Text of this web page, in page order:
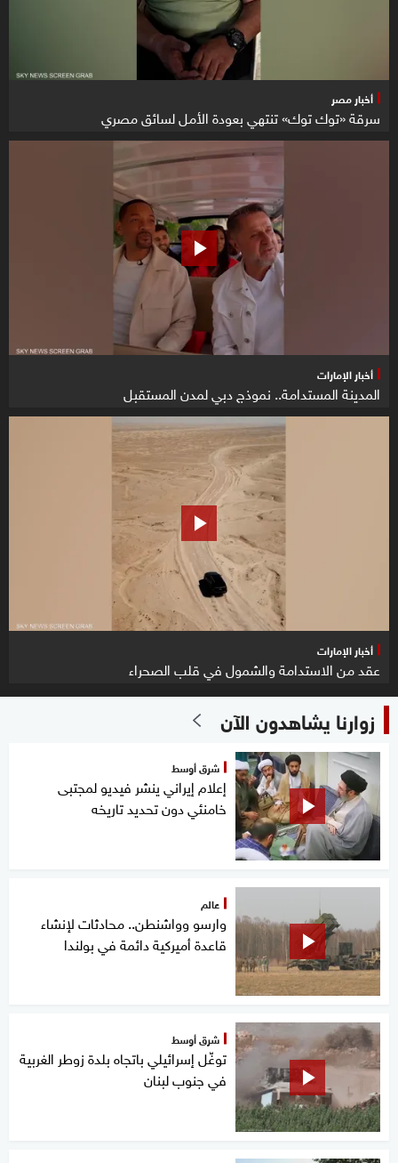
أخبار مصر
سرقة «توك توك» تنتهي بعودة الأمل لسائق مصري
أخبار الإمارات
المدينة المستدامة.. نموذج دبي لمدن المستقبل
أخبار الإمارات
عقد من الاستدامة والشمول في قلب الصحراء
زوارنا يشاهدون الآن
شرق أوسط
إعلام إيراني ينشر فيديو لمجتبى
خامنئي دون تحديد تاريخه
عالم
وارسو وواشنطن.. محادثات لإنشاء
قاعدة أميركية دائمة في بولندا
شرق أوسط
توغّل إسرائيلي باتجاه بلدة زوطر الغربية
في جنوب لبنان